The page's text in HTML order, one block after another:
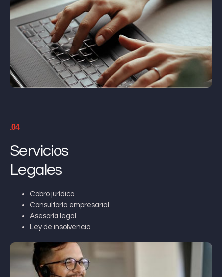
.04
Servicios
Legales
Cobro jurídico
Consultoría empresarial
Asesoría legal
Ley de insolvencia